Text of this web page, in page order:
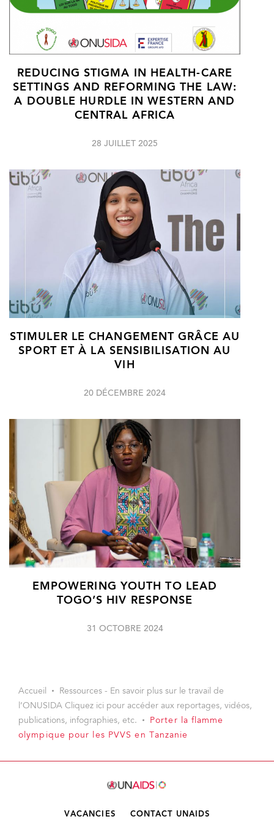
REDUCING STIGMA IN HEALTH-CARE
SETTINGS AND REFORMING THE LAW:
A DOUBLE HURDLE IN WESTERN AND
CENTRAL AFRICA
28 JUILLET 2025
STIMULER LE CHANGEMENT GRÂCE AU
SPORT ET À LA SENSIBILISATION AU
VIH
20 DÉCEMBRE 2024
EMPOWERING YOUTH TO LEAD
TOGO’S HIV RESPONSE
31 OCTOBRE 2024
Accueil
Ressources - En savoir plus sur le travail de
l’ONUSIDA Cliquez ici pour accéder aux reportages, vidéos,
publications, infographies, etc.
Porter la flamme
olympique pour les PVVS en Tanzanie
VACANCIES CONTACT UNAIDS